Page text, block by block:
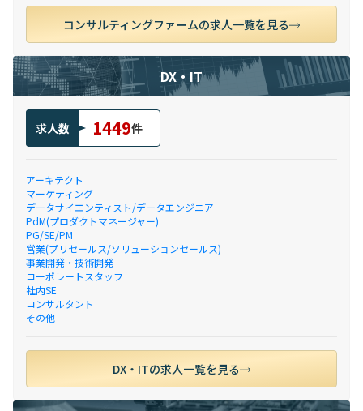
コンサルティングファームの求人一覧を見る
DX・IT
求人数 1449件
アーキテクト
マーケティング
データサイエンティスト/データエンジニア
PdM(プロダクトマネージャー)
PG/SE/PM
営業(プリセールス/ソリューションセールス)
事業開発・技術開発
コーポレートスタッフ
社内SE
コンサルタント
その他
DX・ITの求人一覧を見る